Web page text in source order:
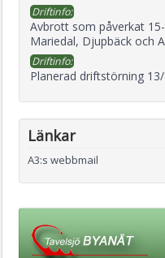
Driftinfo:
Avbrott som påverkat
Mariedal, Djupbäck och
Driftinfo:
Planerad driftstörning
Länkar
A3:s webbmail